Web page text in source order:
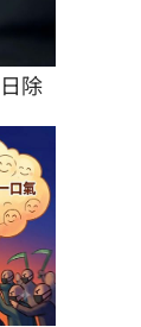
除